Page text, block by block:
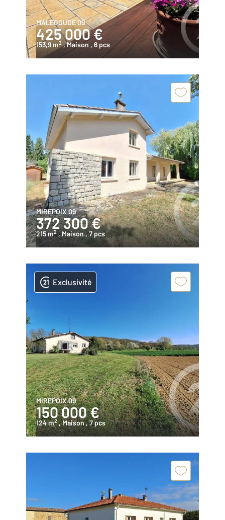
MALEGOUDE 09
425 000 €
153,9 m2 , Maison , 6 pcs
MIREPOIX 09
372 300 €
215 m2 , Maison, 7 pcs
Exclusivité
MIREPOIX 09
150 000 €
124 m2 , Maison, 7 pcs